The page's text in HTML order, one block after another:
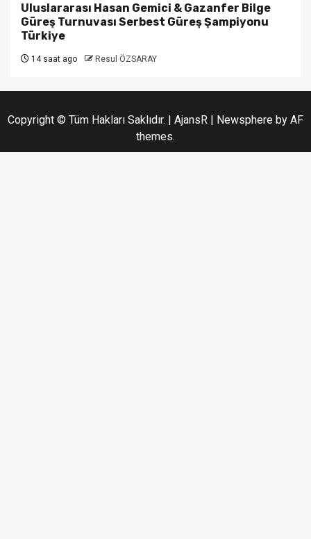
Uluslararası Hasan Gemici & Gazanfer Bilge
Güreş Turnuvası Serbest Güreş Şampiyonu
Türkiye
14 saat ago Resul ÖZSARAY
Copyright © Tüm Hakları Saklıdır. | AjansR | Newsphere by AF
themes.